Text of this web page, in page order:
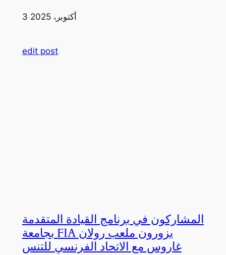
3 أكتوبر، 2025
edit post
المشاركون في برنامج القيادة المتقدمة
بجامعة FIA يزورون ملعب رولان
غاروس مع الاتحاد الفرنسي للتنس